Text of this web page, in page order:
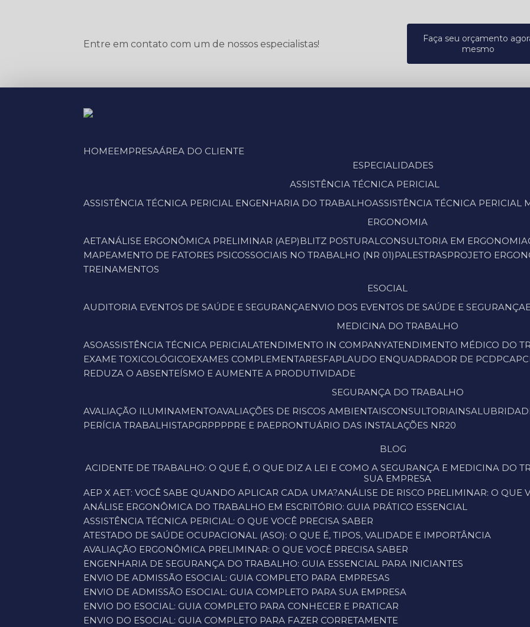
Entre em contato com um de nossos especialistas!
Faça seu orçamento
mesmo
HOME EMPRESA
ÁREA DO CLIENTE
ESPECIALIDADES
ASSISTÊNCIA TÉCNICA PERICIAL
ASSISTÊNCIA TÉCNICA PERICIAL ENGENHARIA DO TRABALHO ASSISTÊNCIA TÉCNICA
ERGONOMIA
AET
ANÁLISE ERGONÔMICA PRELIMINAR (AEP) BLITZ POSTURAL CONSULTORIA EM ERGONOMIA
MAPEAMENTO DE FATORES PSICOSSOCIAIS NO TRABALHO (NR 01)
PALESTRAS
PROJETO
TREINAMENTOS
ESOCIAL
AUDITORIA EVENTOS DE SAÚDE E SEGURANÇA ENVIO DOS EVENTOS DE SAÚDE E SEGURANÇA
MEDICINA DO TRABALHO
ASO ASSISTÊNCIA TÉCNICA PERICIAL ATENDIMENTO IN COMPANY ATENDIMENTO MÉDICO DO
EXAME TOXICOLÓGICO EXAMES COMPLEMENTARES FAP LAUDO ENQUADRADOR DE PCD PCA
REDUZA O ABSENTEÍSMO E AUMENTE A PRODUTIVIDADE
SEGURANÇA DO TRABALHO
AVALIAÇÃO ILUMINAMENTO AVALIAÇÕES DE RISCOS AMBIENTAIS CONSULTORIA
PERÍCIA TRABALHISTA
PGR PPP PRE E PAE PRONTUÁRIO DAS INSTALAÇÕES NR20
BLOG
ACIDENTE DE TRABALHO: O QUE É, O QUE DIZ A LEI E COMO A SEGURANÇA E MEDICINA DO TRABALHO PODEM EVITAR PREJUÍZOS À
SUA EMPRESA
AEP X AET: VOCÊ SABE QUANDO APLICAR CADA UMA?
ANÁLISE DE RISCO PRELIMINAR: O QUE
ANÁLISE ERGONÔMICA DO TRABALHO EM ESCRITÓRIO: GUIA PRÁTICO ESSENCIAL
ASSISTÊNCIA TÉCNICA PERICIAL: O QUE VOCÊ PRECISA SABER
ATESTADO DE SAÚDE OCUPACIONAL (ASO): O QUE É, TIPOS, VALIDADE E IMPORTÂNCIA
AVALIAÇÃO ERGONÔMICA PRELIMINAR: O QUE VOCÊ PRECISA SABER
ENGENHARIA DE SEGURANÇA DO TRABALHO: GUIA ESSENCIAL PARA INICIANTES
ENVIO DE ADMISSÃO ESOCIAL: GUIA COMPLETO PARA EMPRESAS
ENVIO DE ADMISSÃO ESOCIAL: GUIA COMPLETO PARA SUA EMPRESA
ENVIO DO ESOCIAL: GUIA COMPLETO PARA CONHECER E PRATICAR
ENVIO DO ESOCIAL: GUIA COMPLETO PARA FAZER CORRETAMENTE